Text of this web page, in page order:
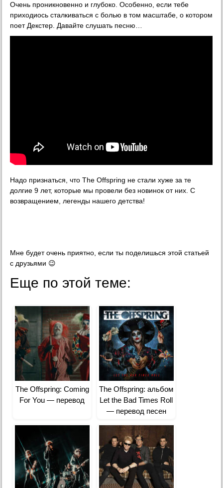
Очень проникновенно и глубоко. Особенно, если тебе
приходиось сталкиваться с болью в том масштабе, о котором
поет Декстер. Давайте слушать песню…
Надо признаться, что The Offspring не стали хуже за те
долгие 9 лет, которые мы провели без новинок от них. С
возвращением, легенды нашего детства!
Мне будет очень приятно, если ты поделишься этой статьей
с друзьями 😉
Еще по этой теме:
The Offspring: Coming
For You — перевод
The Offspring: альбом
Let the Bad Times Roll
— перевод песен